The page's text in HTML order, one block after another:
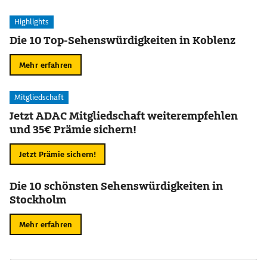
Highlights
Die 10 Top-Sehenswürdigkeiten in Koblenz
Mehr erfahren
Mitgliedschaft
Jetzt ADAC Mitgliedschaft weiterempfehlen
und 35€ Prämie sichern!
Jetzt Prämie sichern!
Die 10 schönsten Sehenswürdigkeiten in
Stockholm
Mehr erfahren